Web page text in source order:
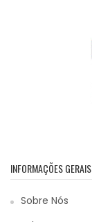
INFORMAÇÕES GERAIS
Sobre Nós